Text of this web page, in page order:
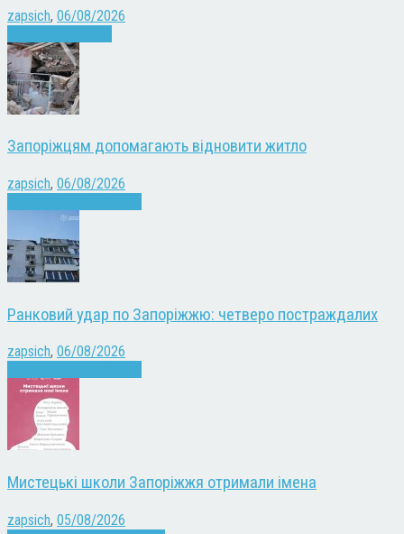
zapsich, 06/08/2026
Запоріжцям допомагають відновити житло
zapsich, 06/08/2026
Ранковий удар по Запоріжжю: четверо постраждалих
zapsich, 06/08/2026
Мистецькі школи Запоріжжя отримали імена
zapsich, 05/08/2026